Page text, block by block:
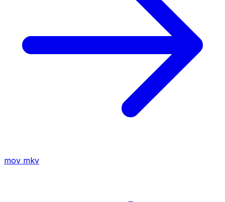
mov mkv